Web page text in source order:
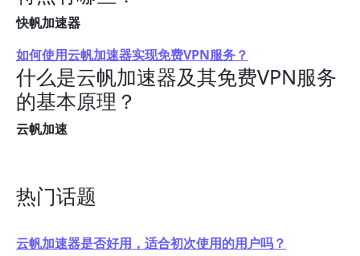
快帆加速器
如何使用云帆加速器实现免费VPN服务？
什么是云帆加速器及其免费VPN服务
的基本原理？
云帆加速
热门话题
云帆加速器是否好用，适合初次使用的用户吗？